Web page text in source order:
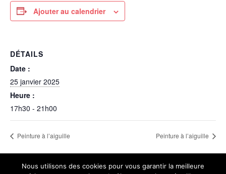
Ajouter au calendrier
DÉTAILS
Date :
25 janvier 2025
Heure :
17h30 - 21h00
Peinture à l’aiguille Peinture à l’aiguille
Nous utilisons des cookies pour vous garantir la meilleure